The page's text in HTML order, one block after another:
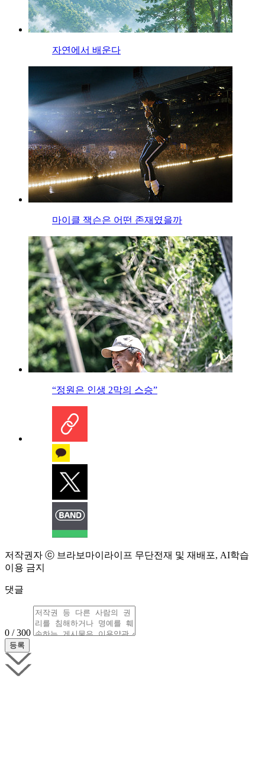
자연에서 배운다
마이클 잭슨은 어떤 존재였을까
“정원은 인생 2막의 스승”
저작권자 ⓒ 브라보마이라이프 무단전재 및 재배포, AI학습
이용 금지
댓글
0 / 300